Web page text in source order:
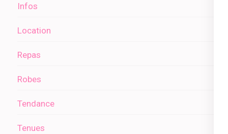
Infos
Location
Repas
Robes
Tendance
Tenues